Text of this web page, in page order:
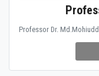
Professor Dr.